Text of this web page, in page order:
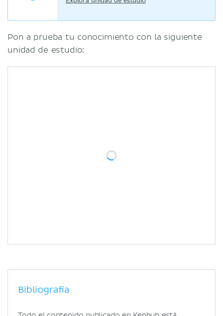
Pon a prueba tu conocimiento con la siguiente
unidad de estudio:
Bibliografía